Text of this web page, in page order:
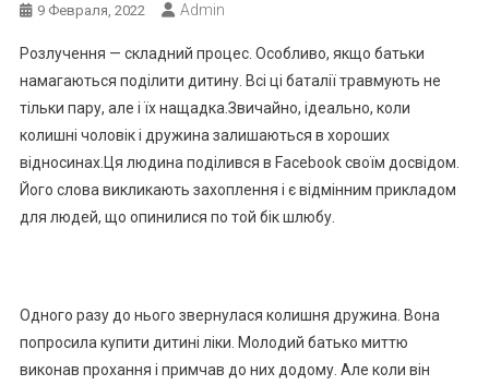
9 Февраля, 2022 Admin
Розлучення — складний процес. Особливо, якщо батьки
намагаються поділити дитину. Всі ці баталії травмують не
тільки пару, але і їх нащадка.Звичайно, ідеально, коли
колишні чоловік і дружина залишаються в хороших
відносинах.Ця людина поділився в Facebook своїм досвідом.
Його слова викликають захоплення і є відмінним прикладом
для людей, що опинилися по той бік шлюбу.
Одного разу до нього звернулася колишня дружина. Вона
попросила купити дитині ліки. Молодий батько миттю
виконав прохання і примчав до них додому. Але коли він